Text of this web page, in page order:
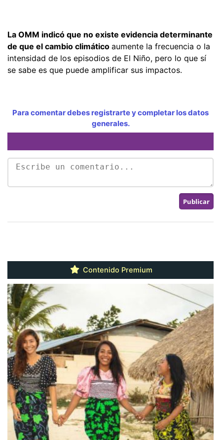
La OMM indicó que no existe evidencia determinante
de que el cambio climático aumente la frecuencia o la
intensidad de los episodios de El Niño, pero lo que sí
se sabe es que puede amplificar sus impactos.
Para comentar debes registrarte y completar los datos
generales.
Contenido Premium